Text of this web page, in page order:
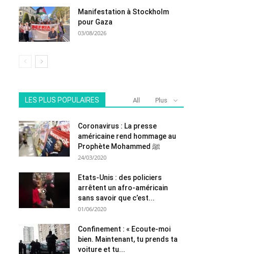
Manifestation à Stockholm
pour Gaza
03/08/2026
LES PLUS POPULAIRES All Plus
Coronavirus : La presse
américaine rend hommage au
Prophète Mohammed ﷺ
24/03/2020
Etats-Unis : des policiers
arrêtent un afro-américain
sans savoir que c’est...
01/06/2020
Confinement : « Ecoute-moi
bien. Maintenant, tu prends ta
voiture et tu...